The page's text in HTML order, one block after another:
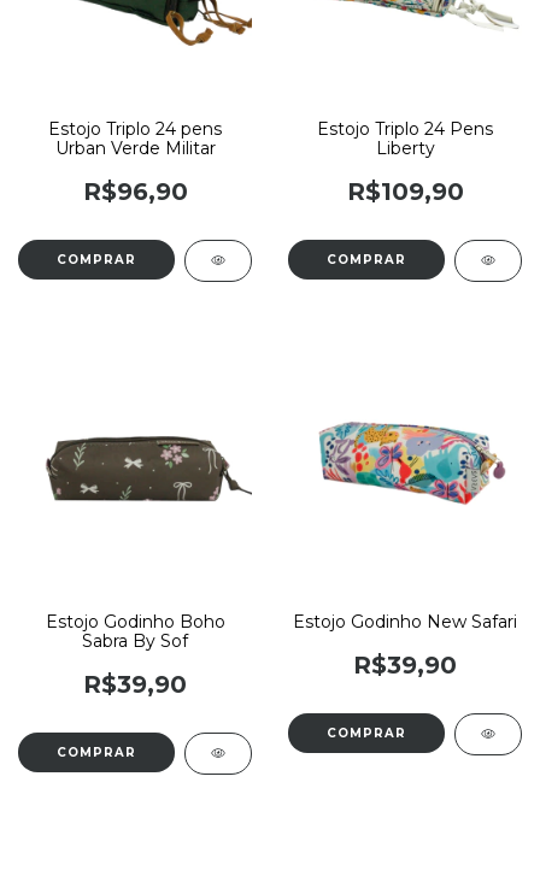
Estojo Triplo 24 pens
Urban Verde Militar
R$96,90
Estojo Triplo 24 Pens
Liberty
R$109,90
Estojo Godinho Boho
Sabra By Sof
R$39,90
Estojo Godinho New Safari
R$39,90